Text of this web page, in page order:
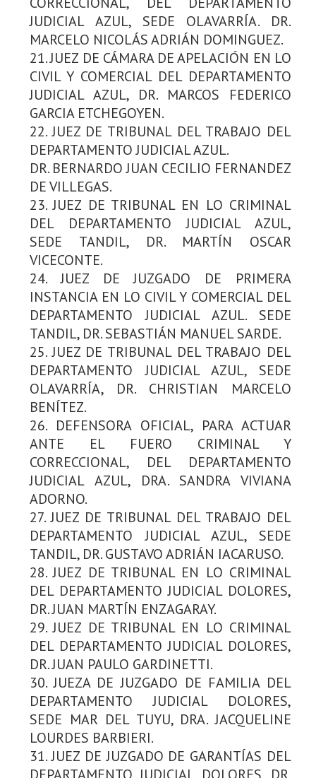
JUDICIAL AZUL, SEDE OLAVARRÍA. DR.
MARCELO NICOLÁS ADRIÁN DOMINGUEZ.
21. JUEZ DE CÁMARA DE APELACIÓN EN LO
CIVIL Y COMERCIAL DEL DEPARTAMENTO
JUDICIAL AZUL, DR. MARCOS FEDERICO
GARCIA ETCHEGOYEN.
22. JUEZ DE TRIBUNAL DEL TRABAJO DEL
DEPARTAMENTO JUDICIAL AZUL.
DR. BERNARDO JUAN CECILIO FERNANDEZ
DE VILLEGAS.
23. JUEZ DE TRIBUNAL EN LO CRIMINAL
DEL DEPARTAMENTO JUDICIAL AZUL,
SEDE TANDIL, DR. MARTÍN OSCAR
VICECONTE.
24. JUEZ DE JUZGADO DE PRIMERA
INSTANCIA EN LO CIVIL Y COMERCIAL DEL
DEPARTAMENTO JUDICIAL AZUL. SEDE
TANDIL, DR. SEBASTIÁN MANUEL SARDE.
25. JUEZ DE TRIBUNAL DEL TRABAJO DEL
DEPARTAMENTO JUDICIAL AZUL, SEDE
OLAVARRÍA, DR. CHRISTIAN MARCELO
BENÍTEZ.
26. DEFENSORA OFICIAL, PARA ACTUAR
ANTE EL FUERO CRIMINAL Y
CORRECCIONAL, DEL DEPARTAMENTO
JUDICIAL AZUL, DRA. SANDRA VIVIANA
ADORNO.
27. JUEZ DE TRIBUNAL DEL TRABAJO DEL
DEPARTAMENTO JUDICIAL AZUL, SEDE
TANDIL, DR. GUSTAVO ADRIÁN IACARUSO.
28. JUEZ DE TRIBUNAL EN LO CRIMINAL
DEL DEPARTAMENTO JUDICIAL DOLORES,
DR. JUAN MARTÍN ENZAGARAY.
29. JUEZ DE TRIBUNAL EN LO CRIMINAL
DEL DEPARTAMENTO JUDICIAL DOLORES,
DR. JUAN PAULO GARDINETTI.
30. JUEZA DE JUZGADO DE FAMILIA DEL
DEPARTAMENTO JUDICIAL DOLORES,
SEDE MAR DEL TUYU, DRA. JACQUELINE
LOURDES BARBIERI.
31. JUEZ DE JUZGADO DE GARANTÍAS DEL
DEPARTAMENTO JUDICIAL DOLORES, DR.